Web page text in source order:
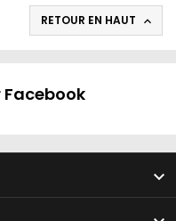
RETOUR EN HAUT 
